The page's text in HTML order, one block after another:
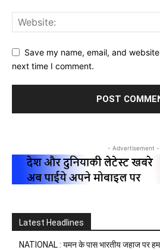
Save my name, email, and
next time I comment.
- Advertisement -
Latest Headlines
NATIONAL : यमन के पास भारतीय जहाज पर